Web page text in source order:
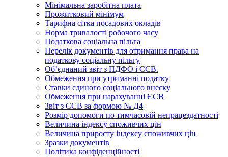
Мінімальна заробітна плата
Прожитковий мінімум
Тарифна сітка посадових окладів
Норма тривалості робочого часу
Податкова соціальна пільга
Перелік документів для отримання права на
податкову соціальну пільгу
Об’єднаний звіт з ПДФО і ЄСВ.
Обмеження при утриманні податку
Ставки єдиного соціального внеску
Обмеження при нарахуванні ЄСВ
Звіт з ЄСВ за формою № Д4
Розмір допомоги по тимчасовій непрацездатності
Величина індексу споживчих цін
Величина приросту індексу споживчих цін
Зразки документів
Політика конфіденційності